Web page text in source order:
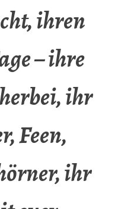
ihren
– ihre
ihr
Feen,
ihr